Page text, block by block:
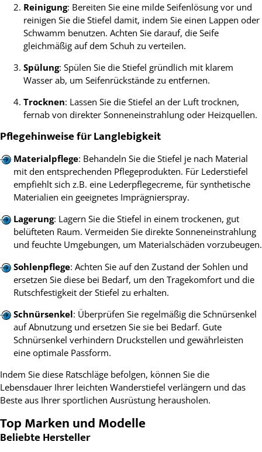
Reinigung: Bereiten Sie eine milde Seifenlösung vor und
reinigen Sie die Stiefel damit, indem Sie einen Lappen oder
Schwamm benutzen. Achten Sie darauf, die Seife
gleichmäßig auf dem Schuh zu verteilen.
Spülung: Spülen Sie die Stiefel gründlich mit klarem
Wasser ab, um Seifenrückstände zu entfernen.
Trocknen: Lassen Sie die Stiefel an der Luft trocknen,
fernab von direkter Sonneneinstrahlung oder Heizquellen.
Pflegehinweise für Langlebigkeit
Materialpflege: Behandeln Sie die Stiefel je nach Material
mit den entsprechenden Pflegeprodukten. Für Lederstiefel
empfiehlt sich z.B. eine Lederpflegecreme, für synthetische
Materialien ein geeignetes Imprägnierspray.
Lagerung: Lagern Sie die Stiefel in einem trockenen, gut
belüfteten Raum. Vermeiden Sie direkte Sonneneinstrahlung
und feuchte Umgebungen, um Materialschäden vorzubeugen.
Sohlenpflege: Achten Sie auf den Zustand der Sohlen und
ersetzen Sie diese bei Bedarf, um den Tragekomfort und die
Rutschfestigkeit der Stiefel zu erhalten.
Schnürsenkel: Überprüfen Sie regelmäßig die Schnürsenkel
auf Abnutzung und ersetzen Sie sie bei Bedarf. Gute
Schnürsenkel verhindern Druckstellen und gewährleisten
eine optimale Passform.
Indem Sie diese Ratschläge befolgen, können Sie die
Lebensdauer Ihrer leichten Wanderstiefel verlängern und das
Beste aus Ihrer sportlichen Ausrüstung herausholen.
Top Marken und Modelle
Beliebte Hersteller